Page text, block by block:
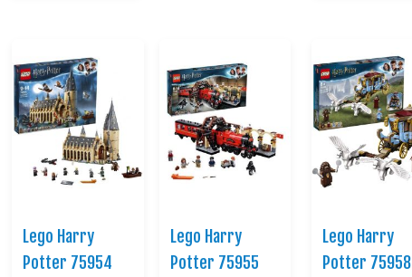
Lego Harry
Potter 75954
Lego Harry
Potter 75955
Lego Harry
Potter 75958